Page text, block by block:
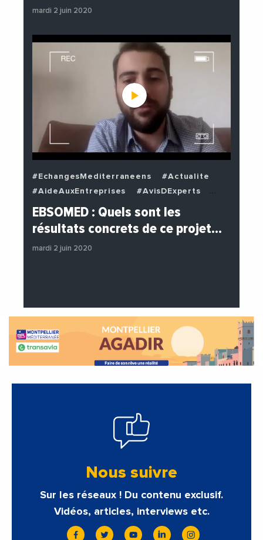
mardi 2 juin 2020
#EchangesMediterraneens
#Actualite
#AideAuxEntreprises
#AvisDExperts
#BuzzNews
#Decideurs
#EchangesMediterraneens
#Entreprises
#Institutions
#PhotosEtVideos
EBSOMED : Quels sont les
résultats concrets de ce projet…
mardi 2 juin 2020
Nous suivre
Sur les réseaux ! Du contenu exclusif.
Vidéos, articles, interviews etc.